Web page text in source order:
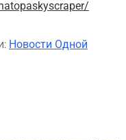
Новости Одной